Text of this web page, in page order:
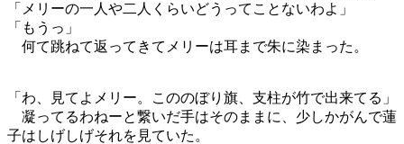
「メリーの一人や二人くらいどうってことないわよ」
「もうっ」
何て跳ねて返ってきてメリーは耳まで朱に染まった。
「わ、見てよメリー。こののぼり旗、支柱が竹で出来てる」
凝ってるわねーと繋いだ手はそのままに、少しかがんで蓮
子はしげしげそれを見ていた。